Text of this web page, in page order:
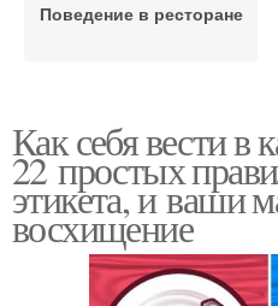
Поведение в ресторане
Как себя вести в
22 простых
этикета, и ваши
восхищение